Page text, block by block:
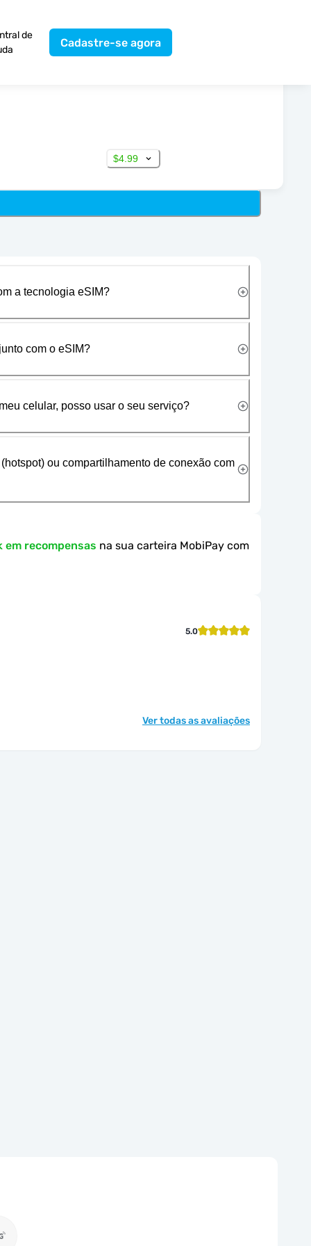
de
Cadastre-se agora
$4.99
a tecnologia eSIM?
com o eSIM?
celular, posso usar o seu serviço?
ou compartilhamento de conexão com
em recompensas na sua carteira MobiPay com
5.0
Ver todas as avaliações